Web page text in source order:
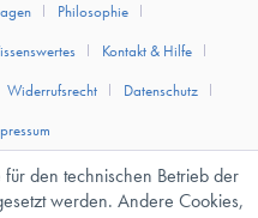
Philosophie
Kontakt & Hilfe
Widerrufsrecht
Datenschutz
den technischen Betrieb der
werden. Andere Cookies,